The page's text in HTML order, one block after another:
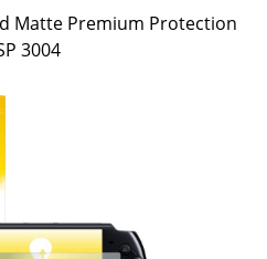
Matte Premium Protection
3004